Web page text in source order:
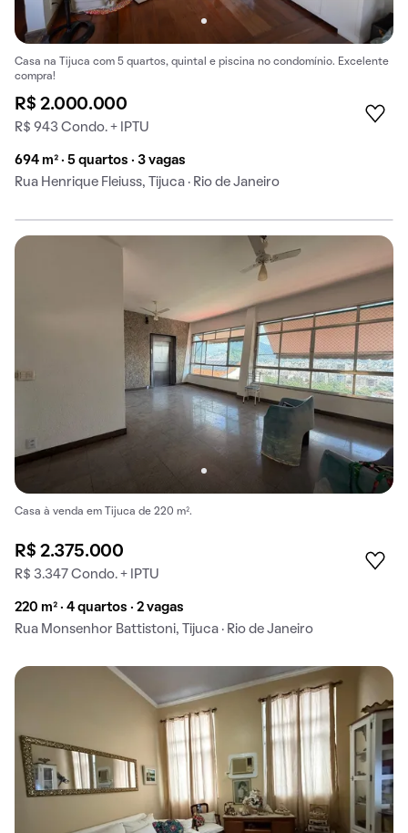
Casa na Tijuca com 5 quartos, quintal e piscina no condomínio. Excelente
compra!
R$ 2.000.000
R$ 943 Condo. + IPTU
694 m² · 5 quartos · 3 vagas
Rua Henrique Fleiuss, Tijuca · Rio de Janeiro
Casa à venda em Tijuca de 220 m².
R$ 2.375.000
R$ 3.347 Condo. + IPTU
220 m² · 4 quartos · 2 vagas
Rua Monsenhor Battistoni, Tijuca · Rio de Janeiro